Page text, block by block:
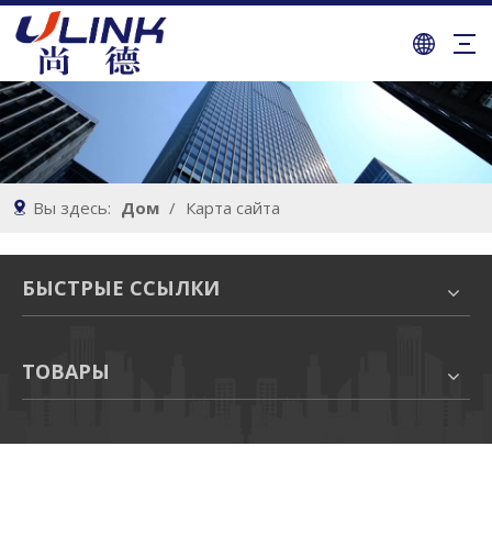
Вы здесь: Дом / Карта сайта
БЫСТРЫЕ ССЫЛКИ
ТОВАРЫ